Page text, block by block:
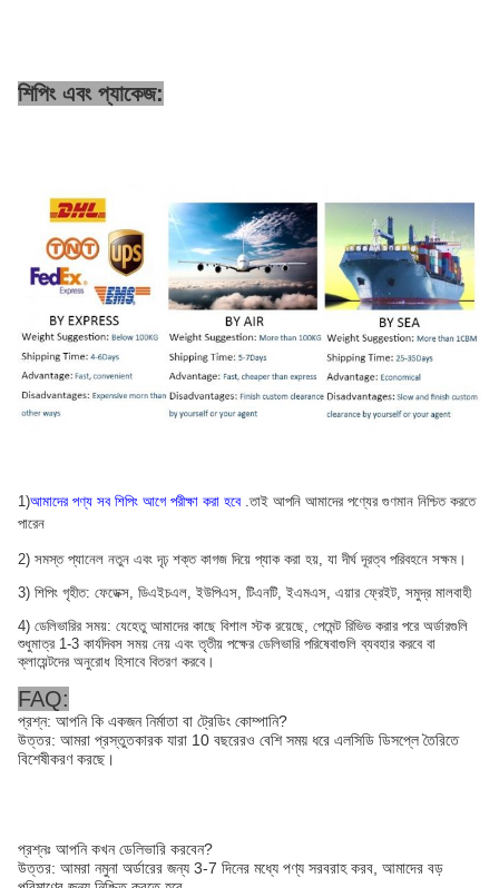
শিপিং এবং প্যাকেজ:
1)আমাদের পণ্য সব শিপিং আগে পরীক্ষা করা হবে .তাই আপনি আমাদের পণ্যের গুণমান নিশ্চিত করতে
পারেন
2) সমস্ত প্যানেল নতুন এবং দৃঢ় শক্ত কাগজ দিয়ে প্যাক করা হয়, যা দীর্ঘ দূরত্ব পরিবহনে সক্ষম।
3) শিপিং গৃহীত: ফেডেক্স, ডিএইচএল, ইউপিএস, টিএনটি, ইএমএস, এয়ার ফ্রেইট, সমুদ্র মালবাহী
4) ডেলিভারির সময়: যেহেতু আমাদের কাছে বিশাল স্টক রয়েছে, পেমেন্ট রিভিভ করার পরে অর্ডারগুলি
শুধুমাত্র 1-3 কার্যদিবস সময় নেয় এবং তৃতীয় পক্ষের ডেলিভারি পরিষেবাগুলি ব্যবহার করবে বা
ক্লায়েন্টদের অনুরোধ হিসাবে বিতরণ করবে।
FAQ:
প্রশ্ন: আপনি কি একজন নির্মাতা বা ট্রেডিং কোম্পানি?
উত্তর: আমরা প্রস্তুতকারক যারা 10 বছরেরও বেশি সময় ধরে এলসিডি ডিসপ্লে তৈরিতে
বিশেষীকরণ করছে।
প্রশ্নঃ আপনি কখন ডেলিভারি করবেন?
উত্তর: আমরা নমুনা অর্ডারের জন্য 3-7 দিনের মধ্যে পণ্য সরবরাহ করব, আমাদের বড়